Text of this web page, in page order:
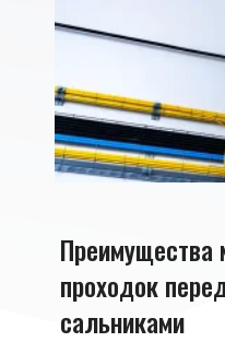
проходок
сальниками